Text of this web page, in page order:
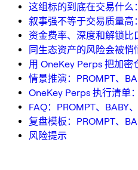
这组标的到底在交易什么
叙事强不等于交易质量高
资金费率、深度和解锁比
同生态资产的风险会被悄
用 OneKey Perps 把加密
情景推演：PROMPT、
OneKey Perps 执行清单
FAQ：PROMPT、BABY
复盘模板：PROMPT、
风险提示